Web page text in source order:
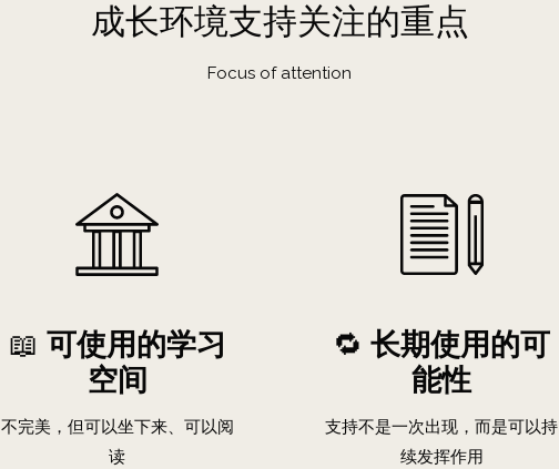
成长环境支持关注的重点
Focus of attention
📖 可使用的学习
空间
不完美，但可以坐下来、可以阅
读
🔁长期使用的可
能性
支持不是一次出现，而是可以持
续发挥作用